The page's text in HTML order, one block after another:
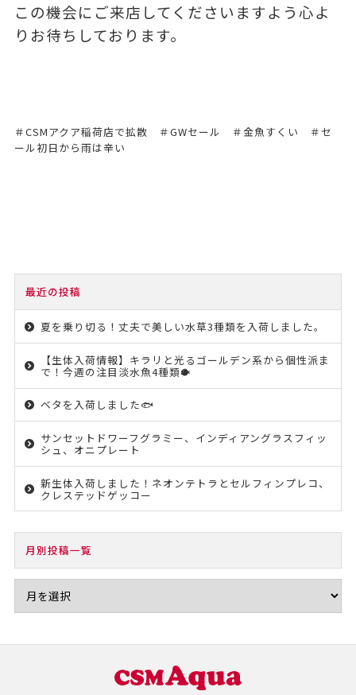
この機会にご来店してくださいますよう心よ
りお待ちしております。
＃CSMアクア稲荷店で拡散 ＃GWセール ＃金魚すくい ＃セ
ール初日から雨は辛い
最近の投稿
夏を乗り切る！丈夫で美しい水草3種類を入荷しました。
【生体入荷情報】キラリと光るゴールデン系から個性派ま
で！今週の注目淡水魚4種類🐡
ベタを入荷しました🐟
サンセットドワーフグラミー、インディアングラスフィッ
シュ、オニプレート
新生体入荷しました！ネオンテトラとセルフィンプレコ、
クレステッドゲッコー
月別投稿一覧